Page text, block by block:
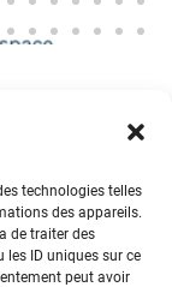
technologies telles
des appareils.
de traiter des
ID uniques sur ce
peut avoir